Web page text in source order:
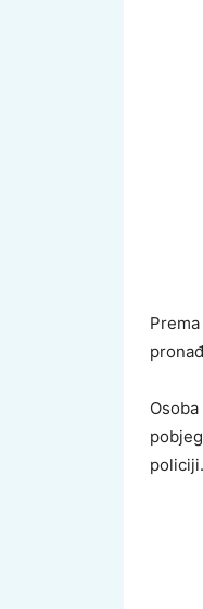
policiji.